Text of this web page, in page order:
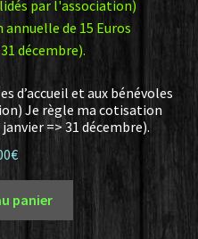
d’accueil et aux bénévoles
Je règle ma cotisation
=> 31 décembre).
€
panier